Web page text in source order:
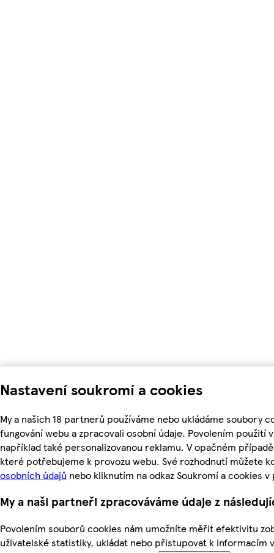
Nastavení soukromí a cookies
My a našich 18 partnerů používáme nebo ukládáme soubory
fungování webu a zpracovali osobní údaje. Povolením použití
například také personalizovanou reklamu. V opačném
které potřebujeme k provozu webu. Své rozhodnutí můžete
osobních údajů nebo kliknutím na odkaz Soukromí a cookies
My a naši partneři zpracováváme údaje z
Povolením souborů cookies nám umožníte měřit efektivitu
uživatelské statistiky, ukládat nebo přistupovat k informacím